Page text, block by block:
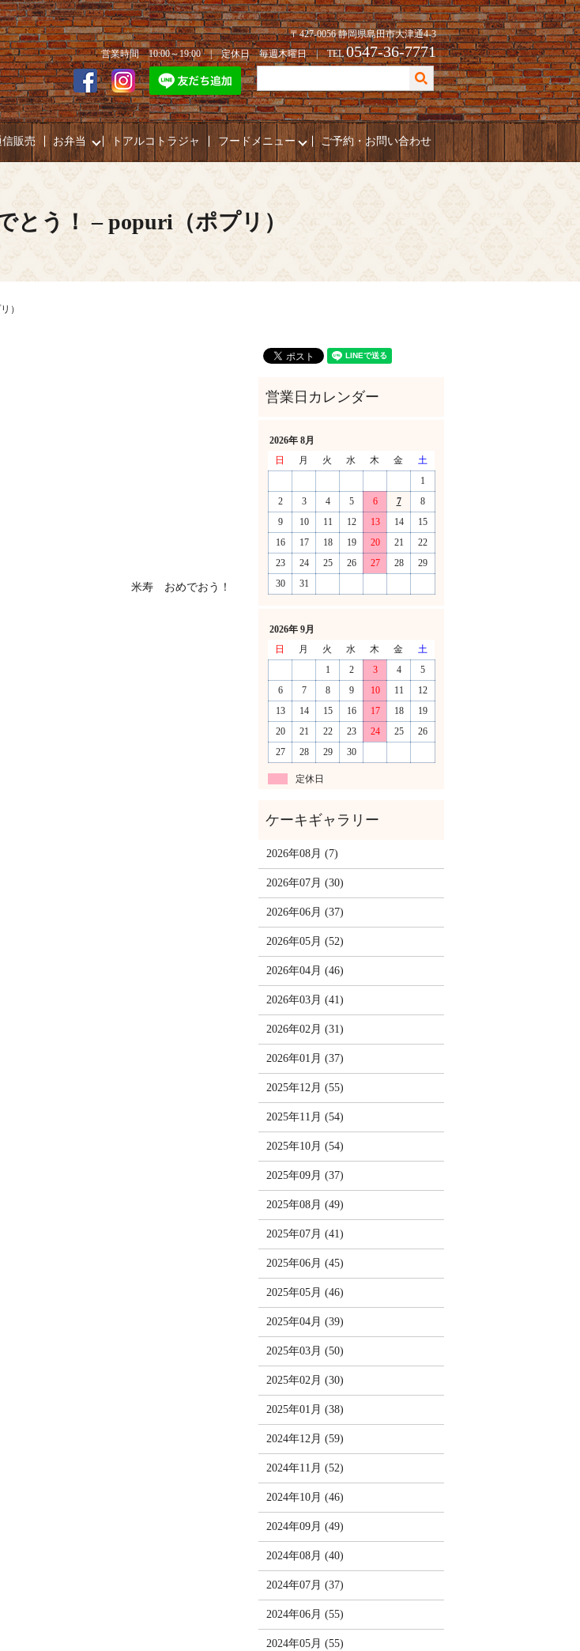
〒427-0056 静岡県島田市大津通4-3
営業時間 10:00～19:00 | 定休日 毎週木曜日 | TEL0547-36-7771
信販売 お弁当 トアルコトラジャ フードメニュー ご予約・お問い合わせ
う！ – popuri（ポプリ）
）
米寿 おめでおう！
2026年 8月
日
月 火 水 木 金
土
1
2
3 4 5 6 7
8
9
10 11 12 13 14
15
16
17 18 19 20 21
22
23
24 25 26 27 28
29
30
31
2026年 9月
日
月 火 水 木 金
土
1
2 3 4
5
6
7 8 9 10 11
12
13
14 15 16 17 18
19
20
21 22 23 24 25
26
27
28 29 30
定休日
2026年08月 (7)
2026年07月 (30)
2026年06月 (37)
2026年05月 (52)
2026年04月 (46)
2026年03月 (41)
2026年02月 (31)
2026年01月 (37)
2025年12月 (55)
2025年11月 (54)
2025年10月 (54)
2025年09月 (37)
2025年08月 (49)
2025年07月 (41)
2025年06月 (45)
2025年05月 (46)
2025年04月 (39)
2025年03月 (50)
2025年02月 (30)
2025年01月 (38)
2024年12月 (59)
2024年11月 (52)
2024年10月 (46)
2024年09月 (49)
2024年08月 (40)
2024年07月 (37)
2024年06月 (55)
2024年05月 (55)